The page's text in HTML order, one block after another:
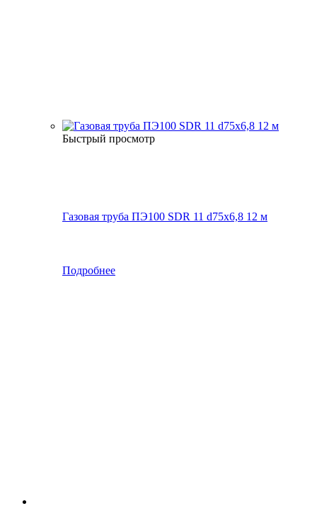
Быстрый просмотр
Газовая труба ПЭ100 SDR 11 d75х6,8 12 м
Подробнее